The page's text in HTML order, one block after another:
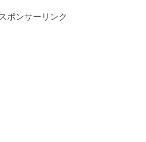
スポンサーリンク